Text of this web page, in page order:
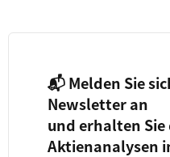
📬 Melden Sie
Newsletter an
und erhalten Sie
Aktienanalysen